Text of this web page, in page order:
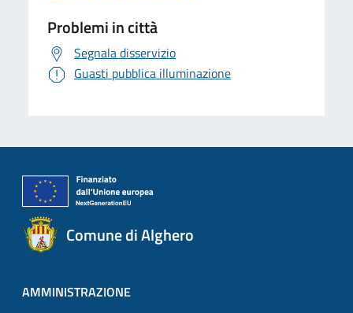
Problemi in città
Segnala disservizio
Guasti pubblica illuminazione
Comune di Alghero
AMMINISTRAZIONE